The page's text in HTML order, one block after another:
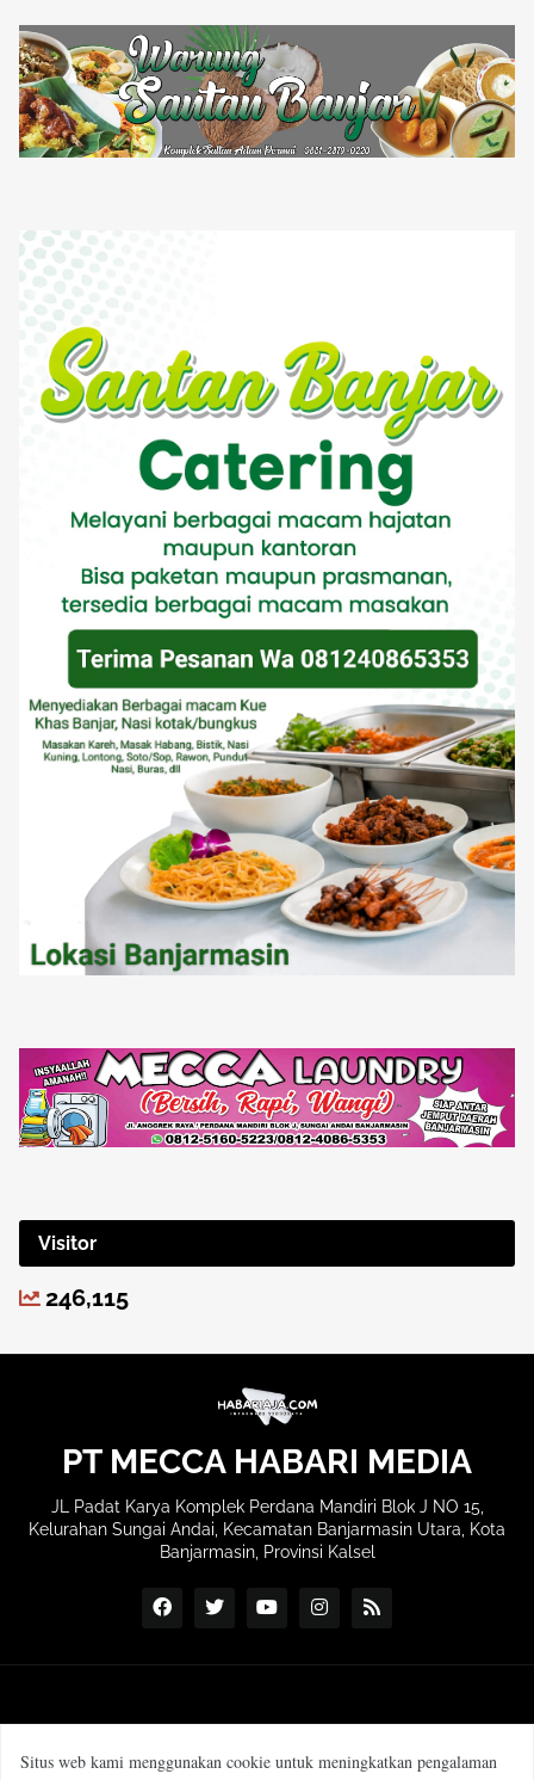
Visitor
246,115
PT MECCA HABARI MEDIA
JL Padat Karya Komplek Perdana Mandiri Blok J NO 15,
Kelurahan Sungai Andai, Kecamatan Banjarmasin Utara, Kota
Banjarmasin, Provinsi Kalsel
Situs web kami menggunakan cookie untuk meningkatkan pengalaman